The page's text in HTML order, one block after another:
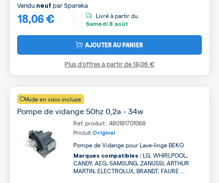
18,06 €
Vendu neuf parSpareka
Livré à partir du
Samedi 8 août
AJOUTER AU PANIER
Plus d’offres à partir de18,06 €
Aide en visio incluse
Pompe de vidange 50hz 0,2a - 34w
Ref. produit : 480181701068
Produit Original
Pompe de Vidange pour Lave-linge BEKO
Marques compatibles : LG, WHIRLPOOL,
CANDY, AEG, SAMSUNG, ZANUSSI, ARTHUR
MARTIN, ELECTROLUX, BRANDT, FAURE ...